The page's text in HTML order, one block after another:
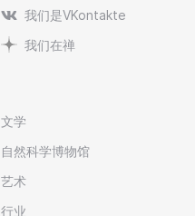
我们是VKontakte
我们在禅
文学
自然科学博物馆
艺术
行业